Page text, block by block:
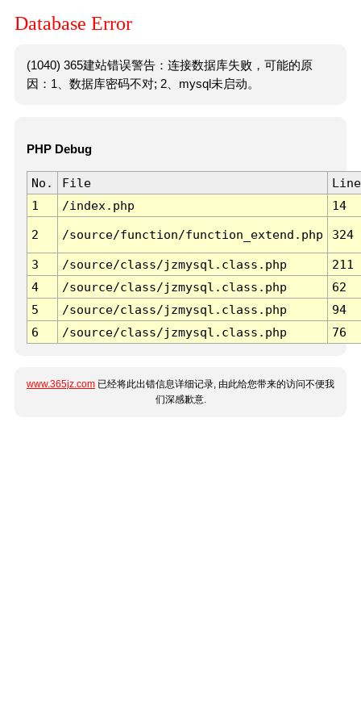
Database Error
(1040) 365建站错误警告：连接数据库失败，可能的原
因：1、数据库密码不对; 2、mysql未启动。
PHP Debug
No. File
Line
1
/index.php 14
2 /source/function/function_extend.php 324
3 /source/class/jzmysql.class.php
211
4
/source/class/jzmysql.class.php
62
5
/source/class/jzmysql.class.php
94
6
/source/class/jzmysql.class.php 76
www.365jz.com 已经将此出错信息详细记录, 由此给您带来的访问不便我
们深感歉意.